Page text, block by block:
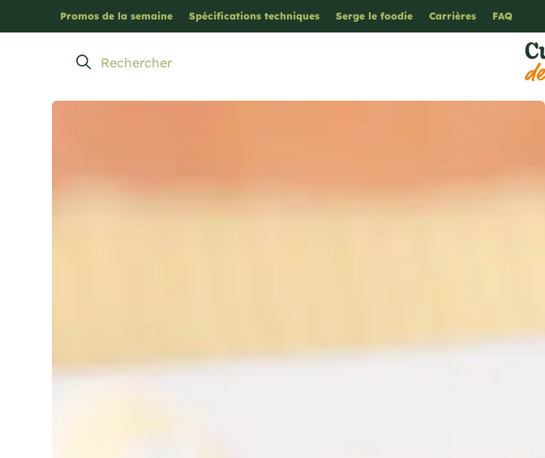
Promos de la semaine Spécifications techniques Serge le foodie Carrières FAQ